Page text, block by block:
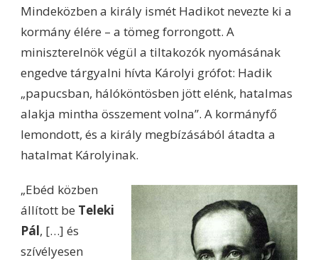
Mindeközben a király ismét Hadikot nevezte ki a
kormány élére – a tömeg forrongott. A
miniszterelnök végül a tiltakozók nyomásának
engedve tárgyalni hívta Károlyi grófot: Hadik
„papucsban, hálóköntösben jött elénk, hatalmas
alakja mintha összement volna”. A kormányfő
lemondott, és a király megbízásából átadta a
hatalmat Károlyinak.
„Ebéd közben
állított be Teleki
Pál, […] és
szívélyesen